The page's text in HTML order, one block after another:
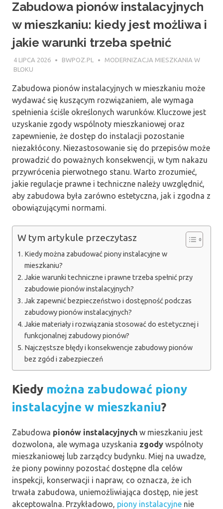
Zabudowa pionów instalacyjnych
w mieszkaniu: kiedy jest możliwa i
jakie warunki trzeba spełnić
4 LIPCA 2026 BWPOZ.PL
MODERNIZACJA MIESZKANIA W
BLOKU
Zabudowa pionów instalacyjnych w mieszkaniu może
wydawać się kuszącym rozwiązaniem, ale wymaga
spełnienia ściśle określonych warunków. Kluczowe jest
uzyskanie zgody wspólnoty mieszkaniowej oraz
zapewnienie, że dostęp do instalacji pozostanie
niezakłócony. Niezastosowanie się do przepisów może
prowadzić do poważnych konsekwencji, w tym nakazu
przywrócenia pierwotnego stanu. Warto zrozumieć,
jakie regulacje prawne i techniczne należy uwzględnić,
aby zabudowa była zarówno estetyczna, jak i zgodna z
obowiązującymi normami.
W tym artykule przeczytasz
Kiedy można zabudować piony instalacyjne w
mieszkaniu?
Jakie warunki techniczne i prawne trzeba spełnić przy
zabudowie pionów instalacyjnych?
Jak zapewnić bezpieczeństwo i dostępność podczas
zabudowy pionów instalacyjnych?
Jakie materiały i rozwiązania stosować do estetycznej i
funkcjonalnej zabudowy pionów?
Najczęstsze błędy i konsekwencje zabudowy pionów
bez zgód i zabezpieczeń
Kiedy można zabudować piony
instalacyjne w mieszkaniu?
Zabudowa pionów instalacyjnych w mieszkaniu jest
dozwolona, ale wymaga uzyskania zgody wspólnoty
mieszkaniowej lub zarządcy budynku. Miej na uwadze,
że piony powinny pozostać dostępne dla celów
inspekcji, konserwacji i napraw, co oznacza, że ich
trwała zabudowa, uniemożliwiająca dostęp, nie jest
akceptowalna. Przykładowo, piony instalacyjne nie